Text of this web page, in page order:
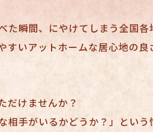
た瞬間、にやけてしまう全国
すいアットホームな居心地の
だけませんか？
手がいるかどうか？」という